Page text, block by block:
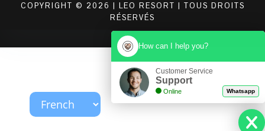
COPYRIGHT © 2026 | LEO RESORT | TOUS DROITS
RÉSERVÉS
How can I help you?
Customer Service
Support
Online Whatsapp